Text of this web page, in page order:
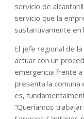
servicio de
servicio que la
sustantivamente en
El jefe regional de la
actuar con un
emergencia frente
presenta la comuna
es,
“Queríamos